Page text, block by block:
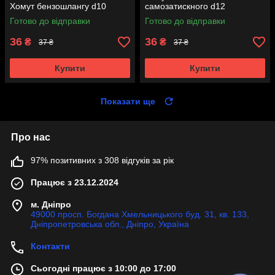
Хомут бензошлангу d10
Готово до відправки
36 ₴ 37 ₴
Купити
самозатискного d12
Готово до відправки
36 ₴ 37 ₴
Купити
Показати ще
Про нас
97% позитивних з 308 відгуків за рік
Працює з 23.12.2024
м. Дніпро
49000 просп. Богдана Хмельницького буд. 31, кв. 133,
Дніпропетровська обл., Дніпро, Україна
Контакти
Сьогодні працює з 10:00 до 17:00